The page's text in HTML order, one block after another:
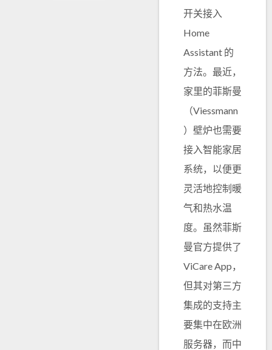
开关接入
Home
Assistant 的
方法。最近，
家里的菲斯曼
（Viessmann
）壁炉也需要
接入智能家居
系统，以便更
灵活地控制暖
气和热水温
度。虽然菲斯
曼官方提供了
ViCare App，
但其对第三方
集成的支持主
要集中在欧洲
服务器，而中